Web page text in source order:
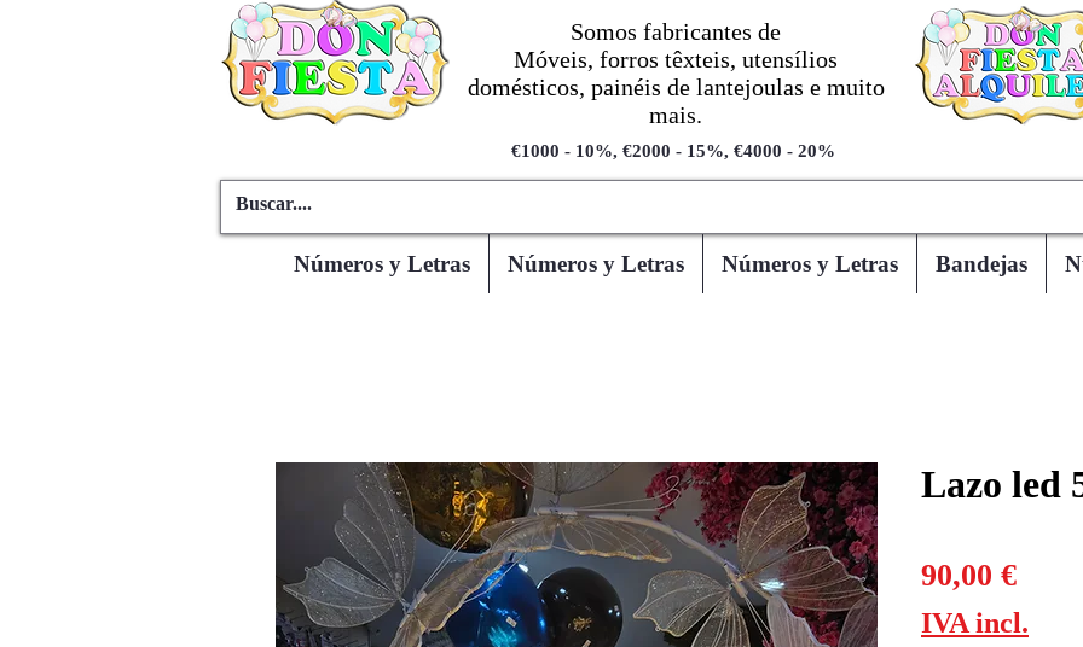
Somos fabricantes de
Móveis, forros têxteis, utensílios
domésticos, painéis de lantejoulas e muito
mais.
€1000 - 10%, €2000 - 15%, €4000 - 20%
Números y Letras Números y Letras Números y Letras Bandejas
Lazo led
90,00 €Preço
IVA incl.